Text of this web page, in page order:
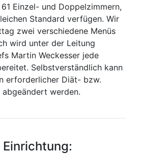
Einzel- und Doppelzimmern,
Standard verfügen. Wir
zwei verschiedene Menüs
wird unter der Leitung
Martin Weckesser jede
Selbstverständlich kann
erforderlicher Diät- bzw.
werden.